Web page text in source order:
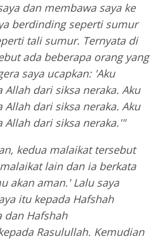
dan membawa saya ke
berdinding seperti sumur
tali sumur. Ternyata di
ada beberapa orang yang
saya ucapkan: 'Aku
dari siksa neraka. Aku
dari siksa neraka. Aku
dari siksa neraka.'"
kedua malaikat tersebut
lain dan ia berkata
akan aman.' Lalu saya
itu kepada Hafshah
dan Hafshah
Rasulullah. Kemudian